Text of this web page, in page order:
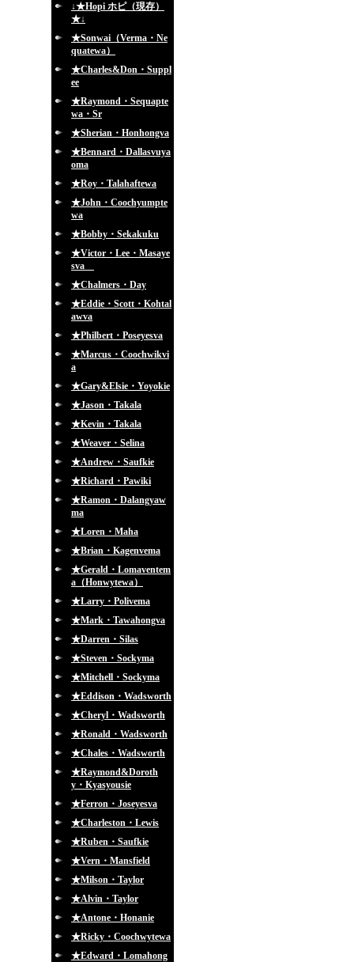
↓★Hopi ホピ（現存）
★↓
★Sonwai（Verma・Ne
quatewa）
★Charles&Don・Suppl
ee
★Raymond・Sequapte
wa・Sr
★Sherian・Honhongva
★Bennard・Dallasvuya
oma
★Roy・Talahaftewa
★John・Coochyumpte
wa
★Bobby・Sekakuku
★Victor・Lee・Masaye
sva
★Chalmers・Day
★Eddie・Scott・Kohtal
awva
★Philbert・Poseyesva
★Marcus・Coochwikvi
a
★Gary&Elsie・Yoyokie
★Jason・Takala
★Kevin・Takala
★Weaver・Selina
★Andrew・Saufkie
★Richard・Pawiki
★Ramon・Dalangyaw
ma
★Loren・Maha
★Brian・Kagenvema
★Gerald・Lomaventem
a（Honwytewa）
★Larry・Polivema
★Mark・Tawahongva
★Darren・Silas
★Steven・Sockyma
★Mitchell・Sockyma
★Eddison・Wadsworth
★Cheryl・Wadsworth
★Ronald・Wadsworth
★Chales・Wadsworth
★Raymond&Doroth
y・Kyasyousie
★Ferron・Joseyesva
★Charleston・Lewis
★Ruben・Saufkie
★Vern・Mansfield
★Milson・Taylor
★Alvin・Taylor
★Antone・Honanie
★Ricky・Coochwytewa
★Edward・Lomahong